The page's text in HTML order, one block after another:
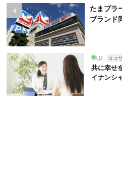
たまプラ
ブランド
学ぶ ロコ
共に幸せ
イナンシ